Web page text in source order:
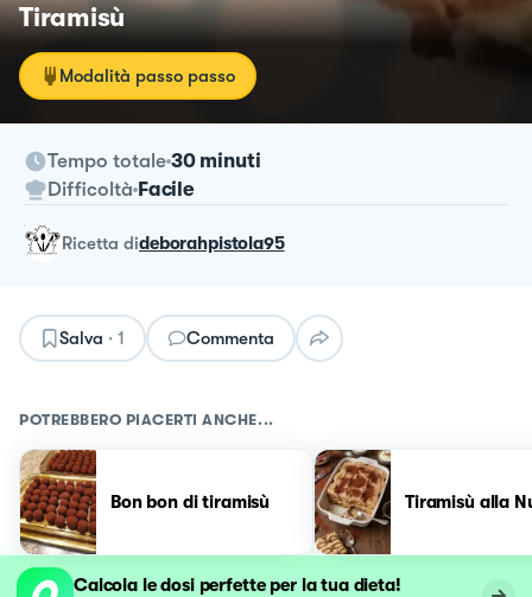
Tiramisù
Modalità passo passo
Tempo totale 30 minuti
Difficoltà Facile
ricetta dideborahpistola95
Salva · 1 Commenta
POTREBBERO PIACERTI ANCHE...
Bon bon di tiramisù Tiramisù alla
Calcola le dosi perfette per la tua dieta!